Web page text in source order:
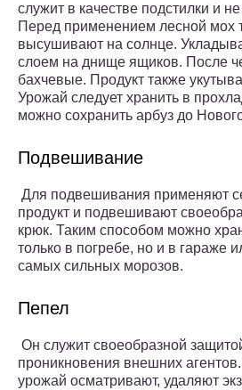
служит в качестве подстилки и
Перед применением лесной мох
высушивают на солнце.
слоем на днище ящиков. После
бахчевые. Продукт также
Урожай следует хранить в
можно сохранить арбуз до
Подвешивание
Для подвешивания применяют
продукт и подвешивают
крюк. Таким способом можно
только в погребе, но и в гараже
самых сильных морозов.
Пепел
Он служит своеобразной
проникновения внешних
урожай осматривают, удаляют